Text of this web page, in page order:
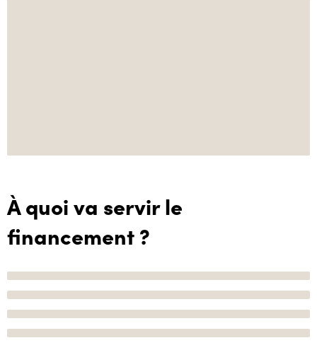
À quoi va servir le
financement ?